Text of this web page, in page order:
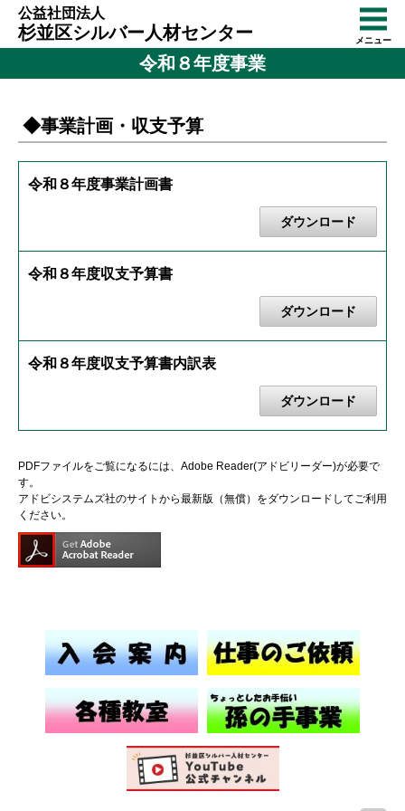
公益社団法人
杉並区シルバー人材センター メニュー
令和８年度事業
◆事業計画・収支予算
令和８年度事業計画書
ダウンロード
令和８年度収支予算書
ダウンロード
令和８年度収支予算書内訳表
ダウンロード
PDFファイルをご覧になるには、Adobe Reader(アドビリーダー)が必要で
す。
アドビシステムズ社のサイトから最新版（無償）をダウンロードしてご利用
ください。